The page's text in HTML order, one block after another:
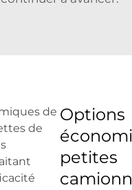
Options
petites